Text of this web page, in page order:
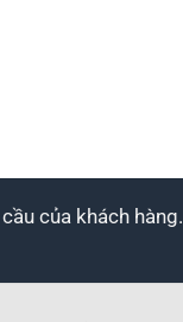
của khách hàng.